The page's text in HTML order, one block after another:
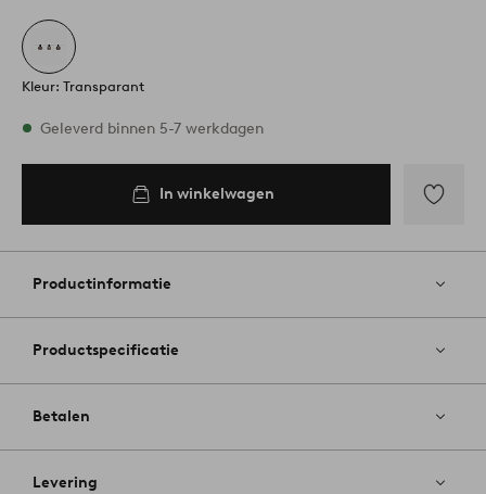
Kleur: Transparant
Op voorraad
Geleverd binnen 5-7 werkdagen
In winkelwagen
aan
Productinformatie
Productspecificatie
Betalen
Levering